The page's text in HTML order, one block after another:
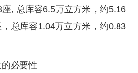
, 总库容6.5万立方米，约5.16
总库容1.04万立方米，约0.83
必要性